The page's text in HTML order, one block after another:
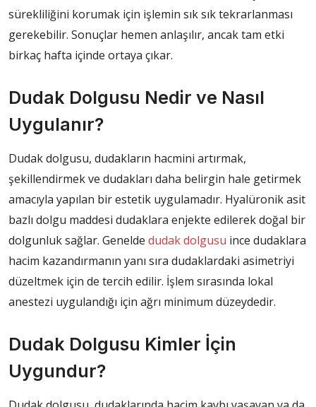
sürekliliğini korumak için işlemin sık sık tekrarlanması
gerekebilir. Sonuçlar hemen anlaşılır, ancak tam etki
birkaç hafta içinde ortaya çıkar.
Dudak Dolgusu Nedir ve Nasıl
Uygulanır?
Dudak dolgusu, dudakların hacmini artırmak,
şekillendirmek ve dudakları daha belirgin hale getirmek
amacıyla yapılan bir estetik uygulamadır. Hyalüronik asit
bazlı dolgu maddesi dudaklara enjekte edilerek doğal bir
dolgunluk sağlar. Genelde dudak dolgusu ince dudaklara
hacim kazandırmanın yanı sıra dudaklardaki asimetriyi
düzeltmek için de tercih edilir. İşlem sırasında lokal
anestezi uygulandığı için ağrı minimum düzeydedir.
Dudak Dolgusu Kimler İçin
Uygundur?